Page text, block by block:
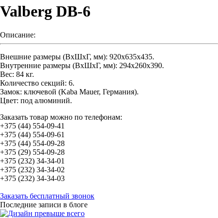
Valberg DB-6
Описание:
Внешние размеры (ВхШхГ, мм): 920x635x435.
Внутренние размеры (ВхШхГ, мм): 294x260x390.
Вес: 84 кг.
Количество секций: 6.
Замок: ключевой (Kaba Mauer, Германия).
Цвет: под алюминий.
Заказать товар можно по телефонам:
+375 (44) 554-09-41
+375 (44) 554-09-61
+375 (44) 554-09-28
+375 (29) 554-09-28
+375 (232) 34-34-01
+375 (232) 34-34-02
+375 (232) 34-34-03
Заказать бесплатный звонок
Последние записи в блоге